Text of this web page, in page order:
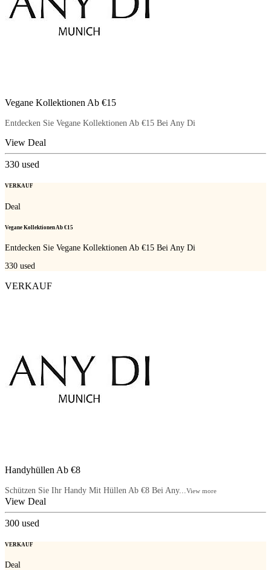
Vegane Kollektionen Ab €15
Entdecken Sie Vegane Kollektionen Ab €15 Bei Any Di
View Deal
330 used
VERKAUF
Deal
Vegane Kollektionen Ab €15
Entdecken Sie Vegane Kollektionen Ab €15 Bei Any Di
330 used
VERKAUF
Handyhüllen Ab €8
Schützen Sie Ihr Handy Mit Hüllen Ab €8 Bei Any... View more
View Deal
300 used
VERKAUF
Deal